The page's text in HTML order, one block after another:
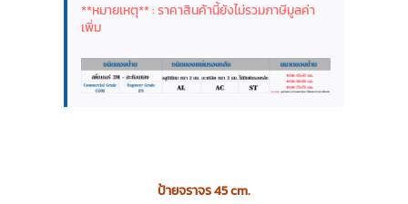
**หมายเหตุ** : ราคาสินค้านี้ยังไม่รวมภาษีมูลค่า
เพิ่ม
ป้ายจราจร 45 cm.